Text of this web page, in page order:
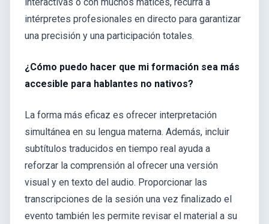
intérpretes profesionales en directo para garantizar
una precisión y una participación totales.
¿Cómo puedo hacer que mi formación sea más
accesible para hablantes no nativos?
La forma más eficaz es ofrecer interpretación
simultánea en su lengua materna. Además, incluir
subtítulos traducidos en tiempo real ayuda a
reforzar la comprensión al ofrecer una versión
visual y en texto del audio. Proporcionar las
transcripciones de la sesión una vez finalizado el
evento también les permite revisar el material a su